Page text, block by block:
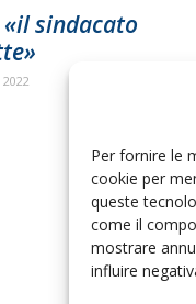
Per fornire le
cookie per
queste
come il
mostrare
influire
sindacato